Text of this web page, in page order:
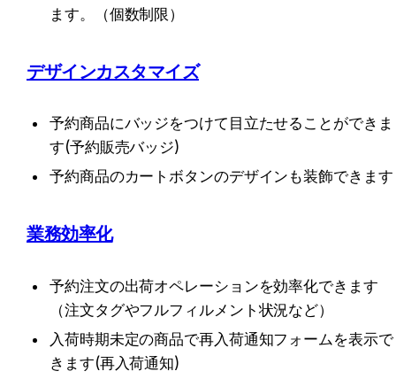
ます。（個数制限）
デザインカスタマイズ
予約商品にバッジをつけて目立たせることができま
す(予約販売バッジ)
予約商品のカートボタンのデザインも装飾できます
業務効率化
予約注文の出荷オペレーションを効率化できます
（注文タグやフルフィルメント状況など）
入荷時期未定の商品で再入荷通知フォームを表示で
きます(再入荷通知)